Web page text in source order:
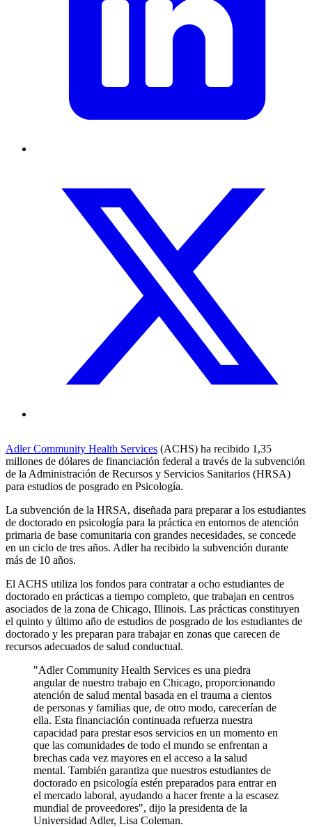
Adler Community Health Services (ACHS) ha recibido 1,35
millones de dólares de financiación federal a través de la subvención
de la Administración de Recursos y Servicios Sanitarios (HRSA)
para estudios de posgrado en Psicología.
La subvención de la HRSA, diseñada para preparar a los estudiantes
de doctorado en psicología para la práctica en entornos de atención
primaria de base comunitaria con grandes necesidades, se concede
en un ciclo de tres años. Adler ha recibido la subvención durante
más de 10 años.
El ACHS utiliza los fondos para contratar a ocho estudiantes de
doctorado en prácticas a tiempo completo, que trabajan en centros
asociados de la zona de Chicago, Illinois. Las prácticas constituyen
el quinto y último año de estudios de posgrado de los estudiantes de
doctorado y les preparan para trabajar en zonas que carecen de
recursos adecuados de salud conductual.
"Adler Community Health Services es una piedra
angular de nuestro trabajo en Chicago, proporcionando
atención de salud mental basada en el trauma a cientos
de personas y familias que, de otro modo, carecerían de
ella. Esta financiación continuada refuerza nuestra
capacidad para prestar esos servicios en un momento en
que las comunidades de todo el mundo se enfrentan a
brechas cada vez mayores en el acceso a la salud
mental. También garantiza que nuestros estudiantes de
doctorado en psicología estén preparados para entrar en
el mercado laboral, ayudando a hacer frente a la escasez
mundial de proveedores", dijo la presidenta de la
Universidad Adler, Lisa Coleman.